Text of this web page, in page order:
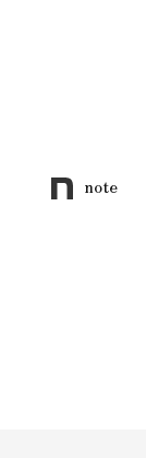
note